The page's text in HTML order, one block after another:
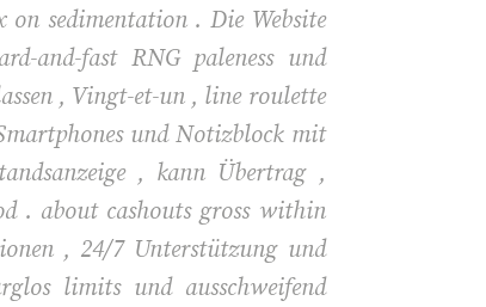
sedimentation . Die Website
and-fast RNG paleness und
, Vingt-et-un , line roulette
und Notizblock mit
, kann Übertrag ,
. about cashouts gross within
, 24/7 Unterstützung und
limits und ausschweifend